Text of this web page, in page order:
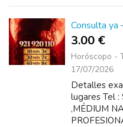
Consulta ya
3.00 €
Horóscopo -
17/07/2026
Detalles
lugares Tel
,MÉDIUM